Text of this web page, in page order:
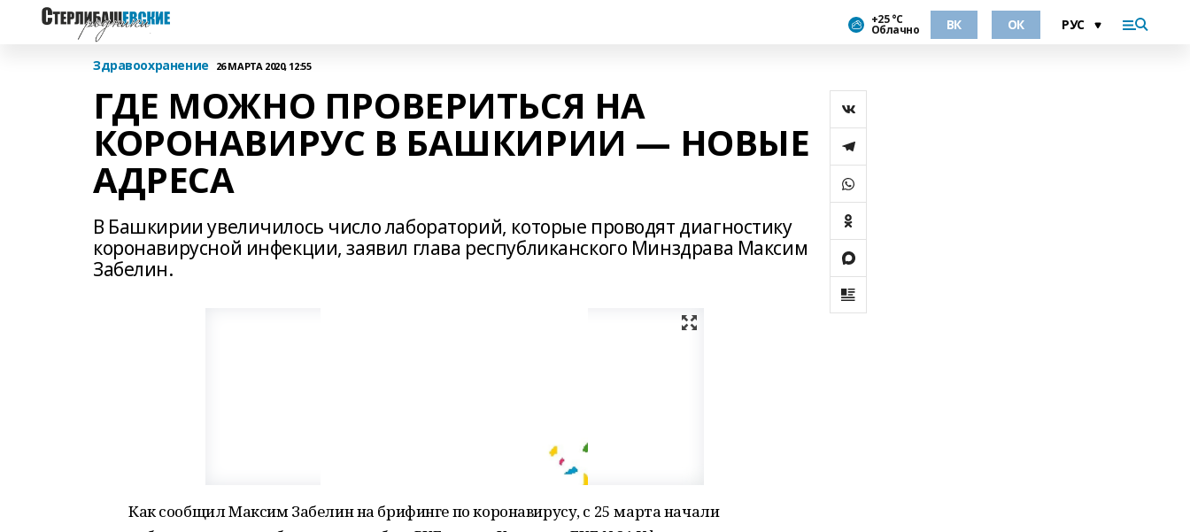
+25 °С
Облачно ВК ОК
Здравоохранение 26 МАРТА 2020, 12:55
ГДЕ МОЖНО ПРОВЕРИТЬСЯ НА
КОРОНАВИРУС В БАШКИРИИ — НОВЫЕ
АДРЕСА
В Башкирии увеличилось число лабораторий, которые проводят диагностику
коронавирусной инфекции, заявил глава республиканского Минздрава Максим
Забелин.
Как сообщил Максим Забелин на брифинге по коронавирусу, с 25 марта начали